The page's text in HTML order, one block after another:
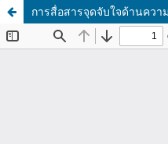
การสื่อสารจุดจับใจด้านความ